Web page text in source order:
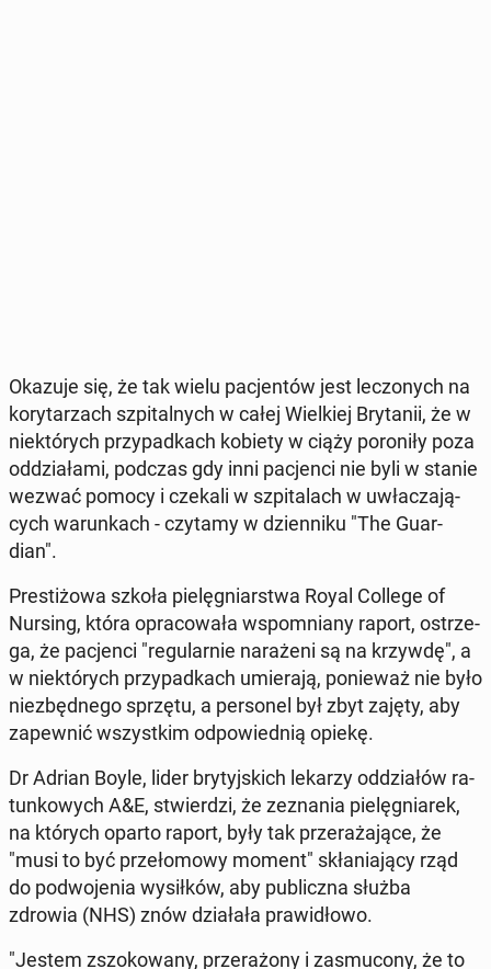
Okazuje się, że tak wielu pa­cjen­tów jest le­czo­nych na
ko­ry­ta­rzach szpi­tal­nych w całej Wiel­kiej Bry­ta­nii, że w
nie­któ­rych przy­pad­kach kobiety w ciąży po­ro­ni­ły poza
od­dzia­ła­mi, podczas gdy inni pa­cjen­ci nie byli w stanie
wezwać pomocy i czekali w szpi­ta­lach w uwła­cza­ją­
cych wa­run­kach - czytamy w dzien­ni­ku "The Gu­ar­
dian".
Pre­sti­żo­wa szkoła pie­lę­gniar­stwa Royal College of
Nursing, która opra­co­wa­ła wspo­mnia­ny raport, ostrze­
ga, że pa­cjen­ci "re­gu­lar­nie na­ra­że­ni są na krzywdę", a
w nie­któ­rych przy­pad­kach umie­ra­ją, po­nie­waż nie było
nie­zbęd­ne­go sprzętu, a per­so­nel był zbyt zajęty, aby
za­pew­nić wszyst­kim od­po­wied­nią opiekę.
Dr Adrian Boyle, lider bry­tyj­skich lekarzy od­dzia­łów ra­
tun­ko­wych A&E, stwier­dzi, że ze­zna­nia pie­lę­gnia­rek,
na których oparto raport, były tak prze­ra­ża­ją­ce, że
"musi to być prze­ło­mo­wy moment" skła­nia­ją­cy rząd
do po­dwo­je­nia wy­sił­ków, aby pu­blicz­na służba
zdrowia (NHS) znów dzia­ła­ła pra­wi­dło­wo.
"Jestem zszo­ko­wa­ny, prze­ra­żo­ny i za­smu­co­ny, że to